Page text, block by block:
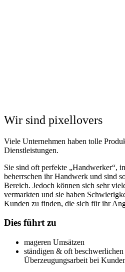
Wir sind pixellovers
Viele Unternehmen haben tolle
Dienstleistungen.
Sie sind oft perfekte „Handwerker“,
beherrschen ihr Handwerk und sind
Bereich. Jedoch können sich sehr
vermarkten und sie haben
Kunden zu finden, die sich für ihr
Dies führt zu
mageren Umsätzen
ständigen & oft
Überzeugungsarbeit bei